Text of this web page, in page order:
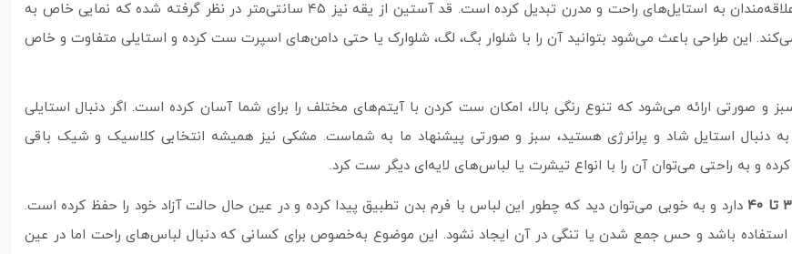
سانتی‌متر و قد ۵۲ سانتی‌متری کراپ، آن را به یک آیتم مناسب برای علاقه‌مندان به استایل‌های راحت و مدرن تبدیل کرده است. قد آستین از یقه نیز ۴۵ سانتی‌متر در نظر گرفته شده که نمایی خاص به
این طراحی باعث می‌شود بتوانید آن را با شلوار بگ، لگ، شلوارک یا حتی دامن‌های اسپرت ست کرده و استایلی متفاوت و خاص
و صورتی ارائه می‌شود که تنوع رنگی بالا، امکان ست کردن با آیتم‌های مختلف را برای شما آسان کرده است. اگر دنبال استایلی
به دنبال استایل شاد و پرانرژی هستید، سبز و صورتی پیشنهاد ما به شماست. مشکی نیز همیشه انتخابی کلاسیک و شیک باقی
و به راحتی می‌توان آن را با انواع تیشرت یا لباس‌های لایه‌ای دیگر ست کرد.
دارد و به‌ خوبی می‌توان دید که چطور این لباس با فرم بدن تطبیق پیدا کرده و در عین حال حالت آزاد خود را حفظ کرده است.
باشد و حس جمع شدن یا تنگی در آن ایجاد نشود. این موضوع به‌خصوص برای کسانی که دنبال لباس‌های راحت اما در عین